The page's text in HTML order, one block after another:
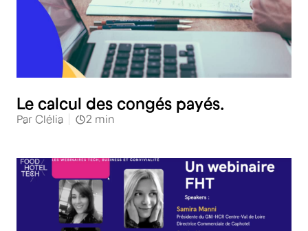
Le calcul des congés payés.
Par Clélia 2 min